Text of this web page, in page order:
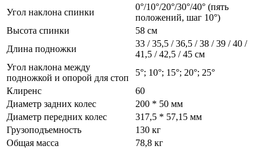
Угол наклона спинки
0°/10°/20°/30°/40° (пять
положений, шаг 10°)
Высота спинки
58 см
Длина подножки
33 / 35,5 / 36,5 / 38 / 39 / 40 /
41,5 / 42,5 / 45 см
Угол наклона между
подножкой и опорой для стоп
5°; 10°; 15°; 20°; 25°
Клиренс
60
Диаметр задних колес
200 * 50 мм
Диаметр передних колес
317,5 * 57,15 мм
Грузоподъемность
130 кг
Общая масса
78,8 кг